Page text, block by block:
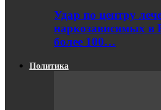
Удар по центру
наркозависимых в
более 100…
Политика